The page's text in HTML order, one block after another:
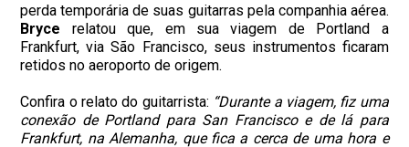
perda temporária de suas guitarras pela companhia aérea.
Bryce relatou que, em sua viagem de Portland a
Frankfurt, via São Francisco, seus instrumentos ficaram
retidos no aeroporto de origem.
Confira o relato do guitarrista: “Durante a viagem, fiz uma
conexão de Portland para San Francisco e de lá para
Frankfurt, na Alemanha, que fica a cerca de uma hora e